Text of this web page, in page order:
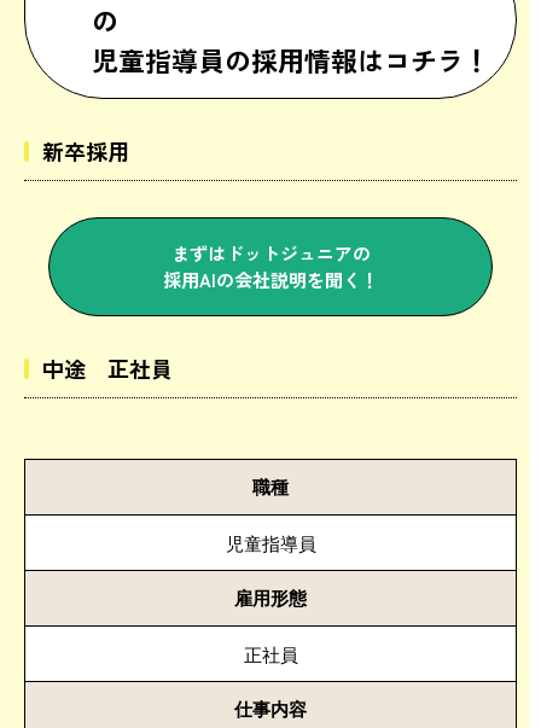
の
児童指導員の採用情報はコチラ！
新卒採用
まずはドットジュニアの
採用AIの会社説明を聞く！
中途 正社員
職種
児童指導員
雇用形態
正社員
仕事内容